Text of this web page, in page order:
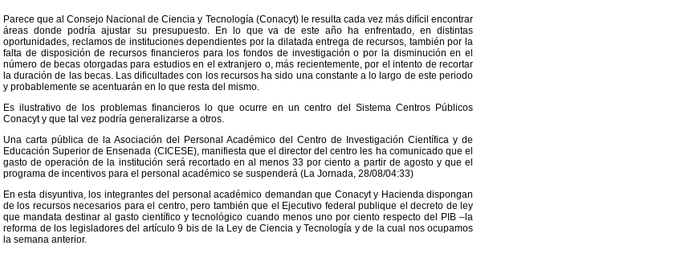
Parece que al Consejo Nacional de Ciencia y Tecnología (Conacyt) le resulta cada vez más difícil encontrar
áreas donde podría ajustar su presupuesto. En lo que va de este año ha enfrentado, en distintas
oportunidades, reclamos de instituciones dependientes por la dilatada entrega de recursos, también por la
falta de disposición de recursos financieros para los fondos de investigación o por la disminución en el
número de becas otorgadas para estudios en el extranjero o, más recientemente, por el intento de recortar
la duración de las becas. Las dificultades con los recursos ha sido una constante a lo largo de este periodo
y probablemente se acentuarán en lo que resta del mismo.
Es ilustrativo de los problemas financieros lo que ocurre en un centro del Sistema Centros Públicos
Conacyt y que tal vez podría generalizarse a otros.
Una carta pública de la Asociación del Personal Académico del Centro de Investigación Científica y de
Educación Superior de Ensenada (CICESE), manifiesta que el director del centro les ha comunicado que el
gasto de operación de la institución será recortado en al menos 33 por ciento a partir de agosto y que el
programa de incentivos para el personal académico se suspenderá (La Jornada, 28/08/04:33)
En esta disyuntiva, los integrantes del personal académico demandan que Conacyt y Hacienda dispongan
de los recursos necesarios para el centro, pero también que el Ejecutivo federal publique el decreto de ley
que mandata destinar al gasto científico y tecnológico cuando menos uno por ciento respecto del PIB –la
reforma de los legisladores del artículo 9 bis de la Ley de Ciencia y Tecnología y de la cual nos ocupamos
la semana anterior.